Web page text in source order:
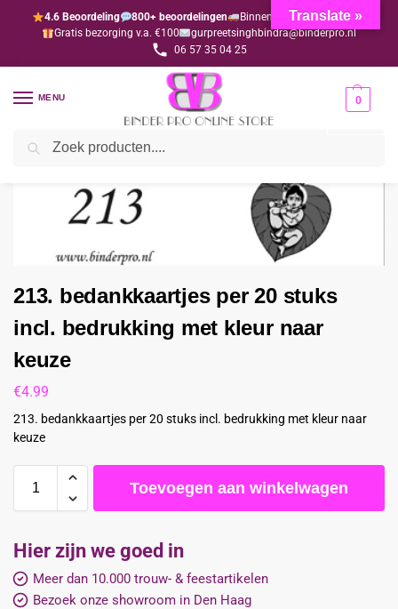
4.6 Beoordeling 800+ beoordelingen
Binnen 1-3 dagen geleverd
Gratis bezorging v.a. €100
gurpreetsinghbindra@binderpro.nl
06 57 35 04 25
MENU 0
Home Bedankjesafdeling
213. bedankkaartjes per 20 stuks
incl. bedrukking met kleur naar
keuze
€4.99
213. bedankkaartjes per 20 stuks incl. bedrukking met kleur naar
keuze
Toevoegen aan winkelwagen
Hier zijn we goed in
Meer dan 10.000 trouw- & feestartikelen
Bezoek onze showroom in Den Haag
Translate »